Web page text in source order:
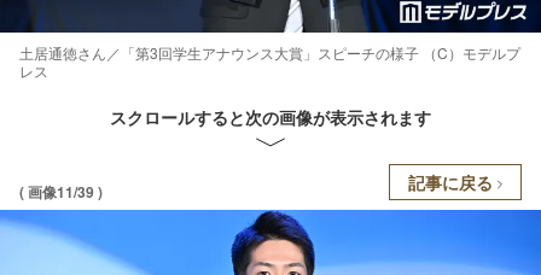
土居通徳さん／「第3回学生アナウンス大賞」スピーチの様子 （C）モデルプ
レス
スクロールすると次の画像が表示されます
( 画像11/39 ) 記事に戻る